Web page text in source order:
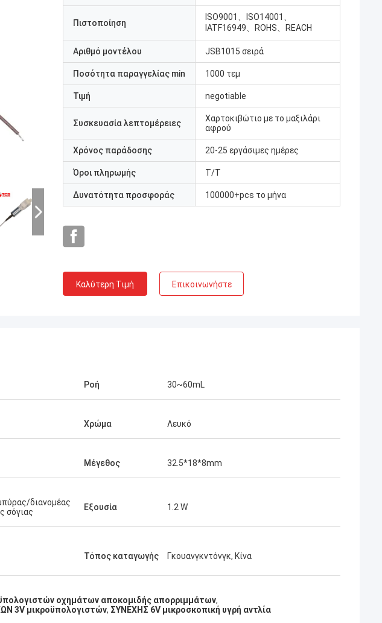
Πιστοποίηση
ISO9001、ISO14001、
IATF16949、ROHS、REACH
Αριθμό μοντέλου JSB1015 σειρά
Ποσότητα παραγγελίας min 1000 τεμ
Τιμή negotiable
Συσκευασία λεπτομέρειες
Χαρτοκιβώτιο με το μαξιλάρι
αφρού
Χρόνος παράδοσης 20-25 εργάσιμες ημέρες
Όροι πληρωμής T/T
Δυνατότητα προσφοράς 100000+pcs το μήνα
Καλύτερη Τιμή Επικοινωνήστε
Ροή 30~60mL
Χρώμα Λευκό
Μέγεθος 32.5*18*8mm
διανομέας
σόγιας
Εξουσία 1.2 W
Τόπος καταγωγής Γκουανγκντόνγκ, Κίνα
οχημάτων αποκομιδής απορριμμάτων,
3V μικροϋπολογιστών, ΣΥΝΕΧΗΣ 6V μικροσκοπική υγρή αντλία